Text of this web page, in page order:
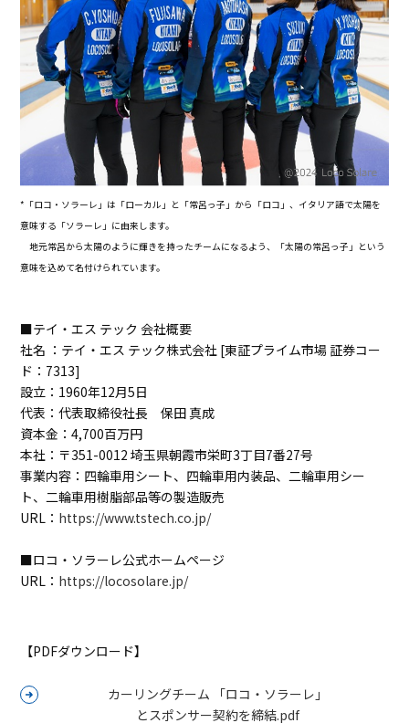
*「ロコ・ソラーレ」は「ローカル」と「常呂っ子」から「ロコ」、イタリア語で太陽を
意味する「ソラーレ」に由来します。
地元常呂から太陽のように輝きを持ったチームになるよう、「太陽の常呂っ子」という
意味を込めて名付けられています。
■テイ・エス テック 会社概要
社名 ：テイ・エス テック株式会社 [東証プライム市場 証券コー
ド：7313]
設立：1960年12月5日
代表：代表取締役社長 保田 真成
資本金：4,700百万円
本社：〒351-0012 埼玉県朝霞市栄町3丁目7番27号
事業内容：四輪車用シート、四輪車用内装品、二輪車用シー
ト、二輪車用樹脂部品等の製造販売
URL： https://www.tstech.co.jp/
■ロコ・ソラーレ公式ホームページ
URL： https://locosolare.jp/
【PDFダウンロード】
カーリングチーム 「ロコ・ソラーレ」
とスポンサー契約を締結.pdf